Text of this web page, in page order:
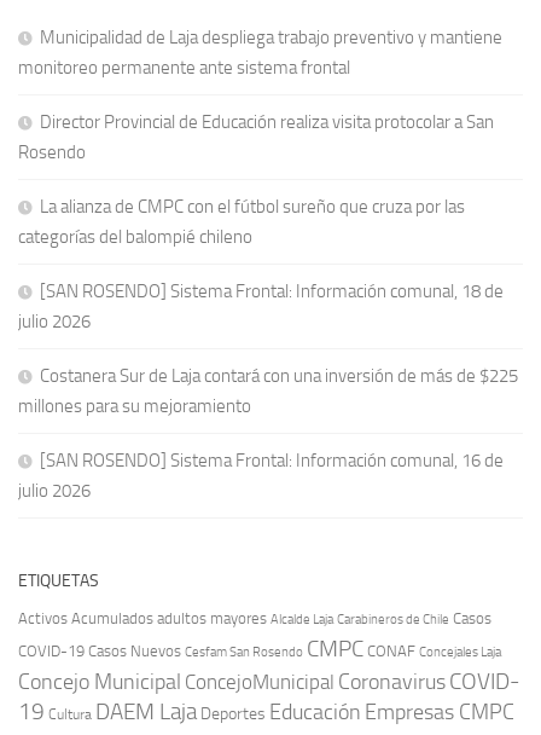
Municipalidad de Laja despliega trabajo preventivo y mantiene
monitoreo permanente ante sistema frontal
Director Provincial de Educación realiza visita protocolar a San
Rosendo
La alianza de CMPC con el fútbol sureño que cruza por las
categorías del balompié chileno
[SAN ROSENDO] Sistema Frontal: Información comunal, 18 de
julio 2026
Costanera Sur de Laja contará con una inversión de más de $225
millones para su mejoramiento
[SAN ROSENDO] Sistema Frontal: Información comunal, 16 de
julio 2026
ETIQUETAS
Activos Acumulados adultos mayores Alcalde Laja Carabineros de Chile Casos
COVID-19 Casos Nuevos Cesfam San Rosendo CMPC CONAF Concejales Laja
Concejo Municipal ConcejoMunicipal CoronavirusCOVID-
19 Cultura DAEM Laja Deportes Educación Empresas CMPC